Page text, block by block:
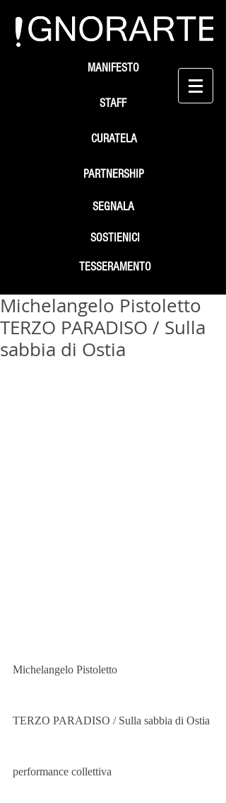
STAFF
SEGNALA
SOSTIENICI
MANIFESTO
PARTNERSHIP
TESSERAMENTO
CURATELA
Michelangelo Pistoletto
TERZO PARADISO / Sulla
sabbia di Ostia
Michelangelo Pistoletto
TERZO PARADISO / Sulla sabbia di Ostia
performance collettiva